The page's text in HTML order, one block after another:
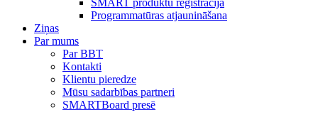
SMART produktu reģistrācija
Programmatūras atjaunināšana
Ziņas
Par mums
Par BBT
Kontakti
Klientu pieredze
Mūsu sadarbības partneri
SMARTBoard presē